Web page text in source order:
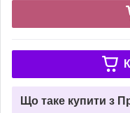
Що таке купити з